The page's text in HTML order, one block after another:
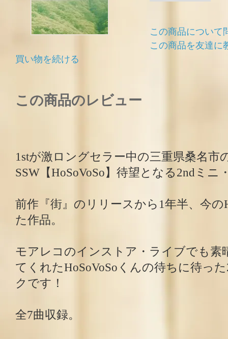
この商品について
この商品を友達に
買い物を続ける
この商品のレビュー
1stが激ロングセラー中の三重県桑名市
SSW【HoSoVoSo】待望となる2ndミニ
前作『街』のリリースから1年半、今の
た作品。
モアレコのインストア・ライブでも素
てくれたHoSoVoSoくんの待ちに待っ
クです！
全7曲収録。